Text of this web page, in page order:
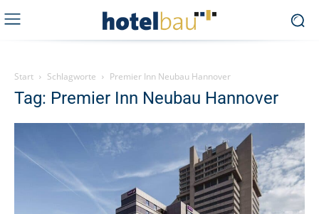
Start Schlagworte Premier Inn Neubau Hannover
Tag: Premier Inn Neubau Hannover